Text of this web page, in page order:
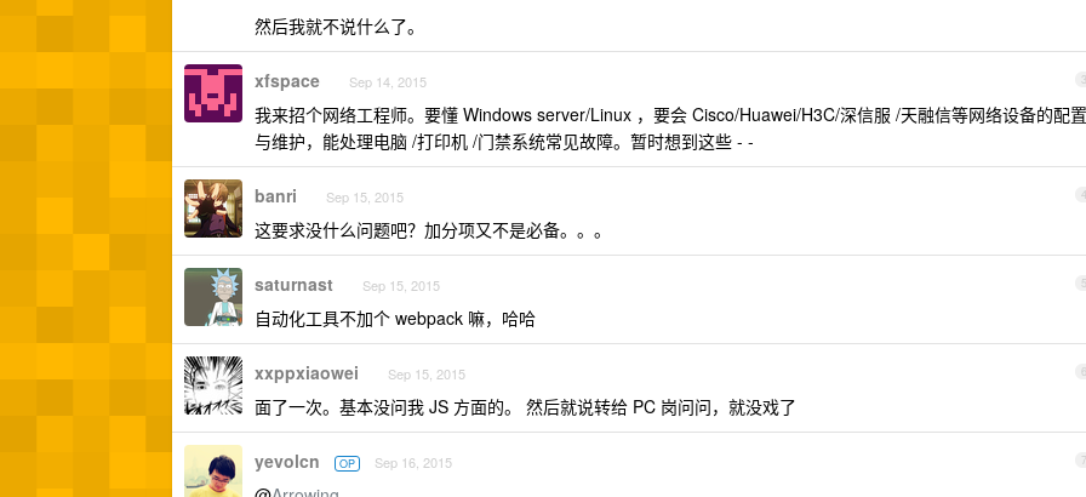
然后我就不说什么了。
3
xfspace Sep 14, 2015
我来招个网络工程师。要懂 Windows server/Linux ，要会 Cisco/Huawei/H3C/深信服 /天融信等网络设备的配置
与维护，能处理电脑 /打印机 /门禁系统常见故障。暂时想到这些 - -
4
banri Sep 15, 2015
这要求没什么问题吧？加分项又不是必备。。。
5
saturnast Sep 15, 2015
自动化工具不加个 webpack 嘛，哈哈
6
xxppxiaowei Sep 15, 2015
面了一次。基本没问我 JS 方面的。 然后就说转给 PC 岗问问，就没戏了
7
yevolcn OP Sep 16, 2015